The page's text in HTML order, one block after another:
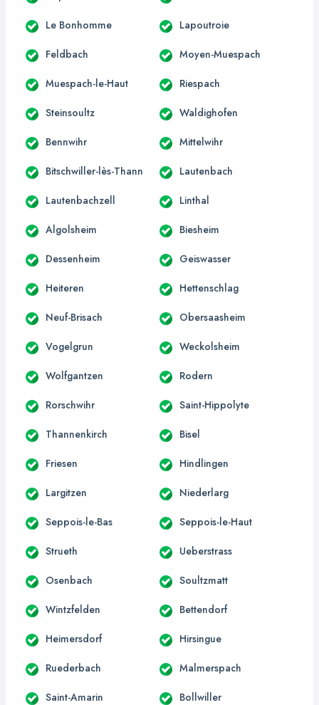
Le Bonhomme Lapoutroie
Feldbach Moyen-Muespach
Muespach-le-Haut Riespach
Steinsoultz Waldighofen
Bennwihr Mittelwihr
Bitschwiller-lès-Thann Lautenbach
Lautenbachzell Linthal
Algolsheim Biesheim
Dessenheim Geiswasser
Heiteren Hettenschlag
Neuf-Brisach Obersaasheim
Vogelgrun Weckolsheim
Wolfgantzen Rodern
Rorschwihr Saint-Hippolyte
Thannenkirch Bisel
Friesen Hindlingen
Largitzen Niederlarg
Seppois-le-Bas Seppois-le-Haut
Strueth Ueberstrass
Osenbach Soultzmatt
Wintzfelden Bettendorf
Heimersdorf Hirsingue
Ruederbach Malmerspach
Saint-Amarin Bollwiller